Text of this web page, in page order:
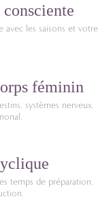
avec les saisons et votre
féminin
systèmes nerveux,
temps de préparation,